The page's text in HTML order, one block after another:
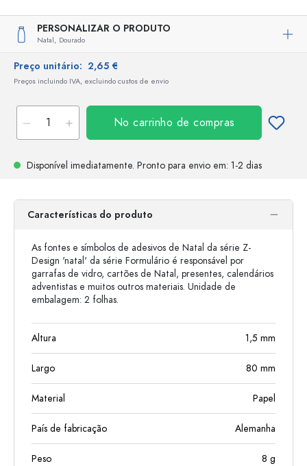
PERSONALIZAR O PRODUTO
Natal, Dourado
Preço unitário: 2,65 €
Preços incluindo IVA, excluindo custos de envio
No carrinho de compras
Disponível imediatamente. Pronto para envio em: 1-2 dias
Características do produto
As fontes e símbolos de adesivos de Natal da série Z-
Design 'natal' da série Formulário é responsável por
garrafas de vidro, cartões de Natal, presentes, calendários
adventistas e muitos outros materiais. Unidade de
embalagem: 2 folhas.
Altura 1,5 mm
Largo 80 mm
Material Papel
País de fabricação Alemanha
Peso 8 g